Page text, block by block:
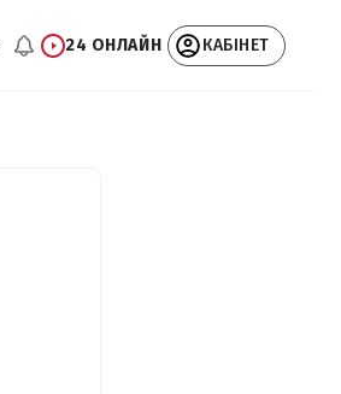
24 ОНЛАЙН КАБІНЕТ